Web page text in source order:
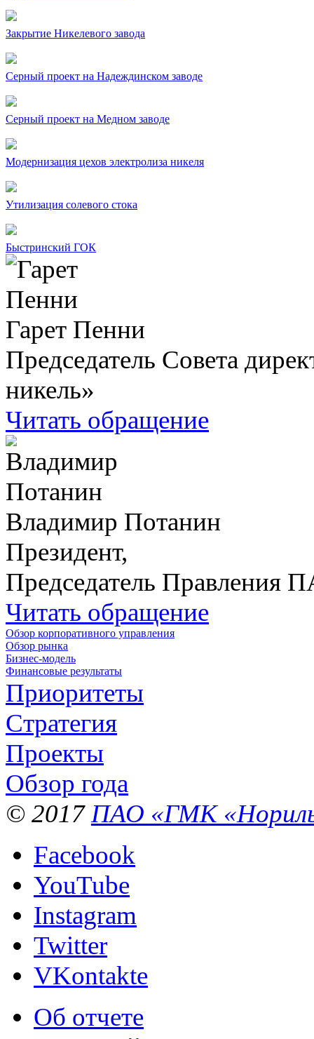
Закрытие Никелевого завода
Серный проект на Надеждинском заводе
Серный проект на Медном заводе
Модернизация цехов электролиза никеля
Утилизация солевого стока
Быстринский ГОК
Гарет Пенни
Председатель Совета
никель»
Читать обращение
Владимир Потанин
Президент,
Председатель Правления
Читать обращение
Обзор корпоративного управления
Обзор рынка
Бизнес-модель
Финансовые результаты
Приоритеты
Стратегия
Проекты
Обзор года
© 2017 ПАО «ГМК
Facebook
YouTube
Instagram
Twitter
VKontakte
Об отчете